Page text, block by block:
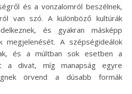
és a vonzalomról beszélnek,
van szó. A különböző kultúrák
és gyakran másképp
A szépségideálok
és a múltban sok esetben a
a divat, míg manapság egyre
örvend a dúsabb formák